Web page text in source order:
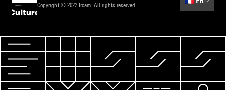
Copyright © 2022 Ircam. All rights reserved.